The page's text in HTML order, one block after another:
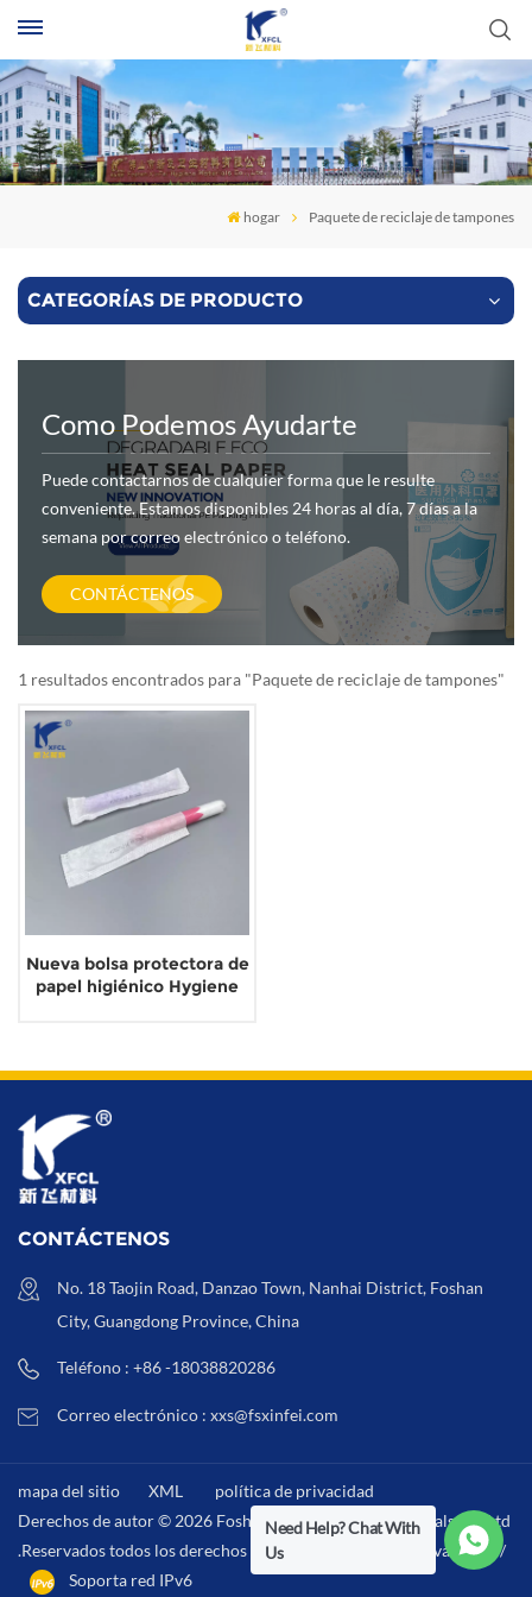
hogar Paquete de reciclaje de tampones
CATEGORÍAS DE PRODUCTO
Como Podemos Ayudarte
Puede contactarnos de cualquier forma que le resulte
conveniente. Estamos disponibles 24 horas al día, 7 días a la
semana por correo electrónico o teléfono.
CONTÁCTENOS
1 resultados encontrados para "Paquete de reciclaje de tampones"
Nueva bolsa protectora de
papel higiénico Hygiene
CONTÁCTENOS
No. 18 Taojin Road, Danzao Town, Nanhai District, Foshan
City, Guangdong Province, China
Teléfono : +86 -18038820286
Correo electrónico : xxs@fsxinfei.com
mapa del sitio XML
política de privacidad
Derechos de autor © 2026 Foshan Xinfei Hygiene Materials Co.,Ltd
.Reservados todos los derechos . / XML política de privacidad /
Soporta red IPv6
Need Help? Chat With
Us